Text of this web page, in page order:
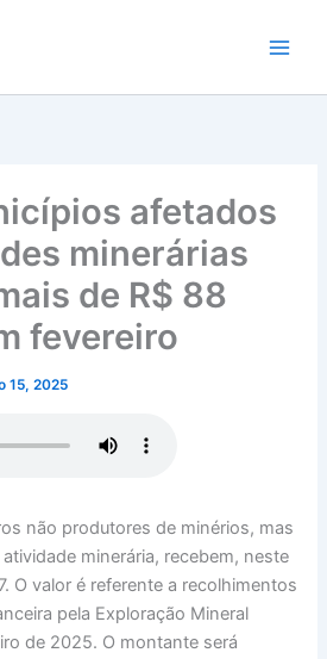
afetados
minerárias
de R$ 88
fevereiro
15, 2025
não produtores de minérios, mas
minerária, recebem, neste
O valor é referente a recolhimentos
pela Exploração Mineral
de 2025. O montante será